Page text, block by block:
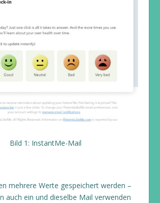
Bild 1: InstantMe-Mail
mehrere Werte gespeichert werden –
auch ein und dieselbe Mail verwenden